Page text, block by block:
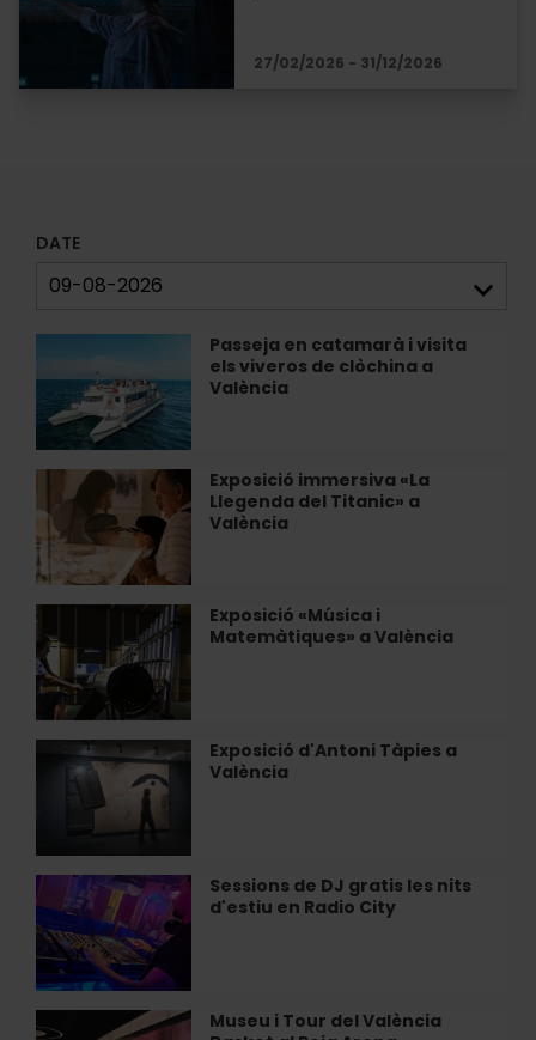
27/02/2026 - 31/12/2026
DATE
Passeja en catamarà i visita
els viveros de clòchina a
València
catamarà
visita
els
viveros
de
clòchina
a
Exposició immersiva «La
Llegenda del Titanic» a
València
Exposició
immersiva
«La
Llegenda
del
Titanic»
València
Exposició «Música i
Matemàtiques» a València
Exposició
«Música
i
Matemàtiques»
a
València
Exposició d'Antoni Tàpies a
València
Exposició
d'Antoni
València
Sessions de DJ gratis les nits
d'estiu en Radio City
Sessions
de
DJ
gratis
les
nits
Museu i Tour del València
Museu